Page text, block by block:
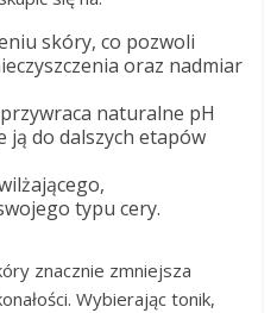
skóry, co pozwoli
oraz nadmiar
naturalne pH
do dalszych etapów
typu cery.
znacznie zmniejsza
Wybierając tonik,